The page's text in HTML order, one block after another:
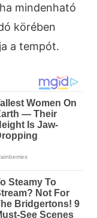
mindenható
körében
a tempót.